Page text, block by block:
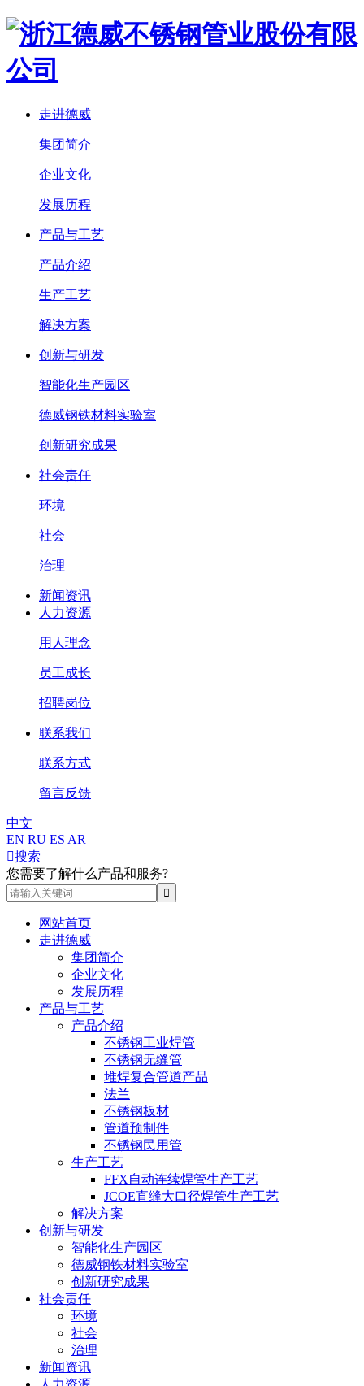
走进德威
集团简介
企业文化
发展历程
产品与工艺
产品介绍
生产工艺
解决方案
创新与研发
智能化生产园区
德威钢铁材料实验室
创新研究成果
社会责任
环境
社会
治理
新闻资讯
人力资源
用人理念
员工成长
招聘岗位
联系我们
联系方式
留言反馈
中文
EN RU ES AR
搜索
您需要了解什么产品和服务?
网站首页
走进德威
集团简介
企业文化
发展历程
产品与工艺
产品介绍
不锈钢工业焊管
不锈钢无缝管
堆焊复合管道产品
法兰
不锈钢板材
管道预制件
不锈钢民用管
生产工艺
FFX自动连续焊管生产工艺
JCOE直缝大口径焊管生产工艺
解决方案
创新与研发
智能化生产园区
德威钢铁材料实验室
创新研究成果
社会责任
环境
社会
治理
新闻资讯